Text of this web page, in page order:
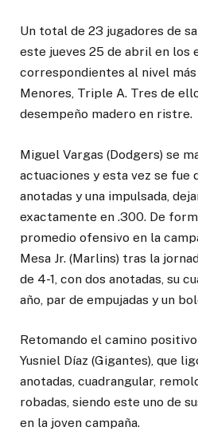
Un total de 23 jugadores de
este jueves 25 de abril en los
correspondientes al nivel
Menores, Triple A. Tres de
desempeño madero en ristre.
Miguel Vargas (Dodgers) se
actuaciones y esta vez se fue
anotadas y una impulsada,
exactamente en .300. De
promedio ofensivo en la
Mesa Jr. (Marlins) tras la
de 4-1, con dos anotadas, su
año, par de empujadas y un
Retomando el camino
Yusniel Díaz (Gigantes), que
anotadas, cuadrangular,
robadas, siendo este uno de
en la joven campaña.